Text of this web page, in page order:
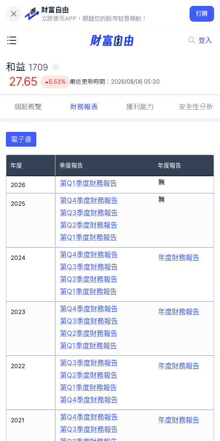
財富自由
立即使用APP，開啟您的股市智慧導航！
打開
登入
27.65
5.53%
和益 1709
27.65 5.53% 最近更新時間： 2026/08/06 05:30
個股概覽 財務報表 獲利能力 安全性分析
電子書
年度 季度報告 年度報告
2026
2025
2024
2023
2022
2021
第Q1季度財務報告 無
第Q4季度財務報告
第Q3季度財務報告
第Q2季度財務報告
第Q1季度財務報告
無
第Q4季度財務報告
第Q3季度財務報告
第Q2季度財務報告
第Q1季度財務報告
年度財務報告
第Q4季度財務報告
第Q3季度財務報告
第Q2季度財務報告
第Q1季度財務報告
年度財務報告
第Q3季度財務報告
第Q2季度財務報告
第Q1季度財務報告
第Q4季度財務報告
年度財務報告
第Q4季度財務報告
第Q3季度財務報告
年度財務報告